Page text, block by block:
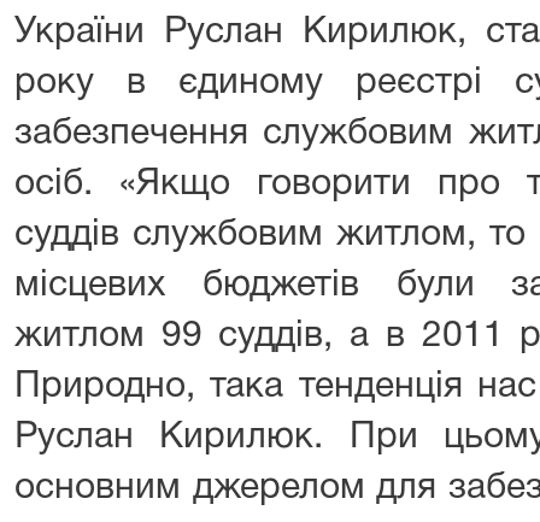
України Руслан Кирилюк,
року в єдиному реєстрі
забезпечення службовим
осіб. «Якщо говорити про
суддів службовим житлом, то
місцевих бюджетів були
житлом 99 суддів, а в 2011
Природно, така тенденція
Руслан Кирилюк. При
основним джерелом для